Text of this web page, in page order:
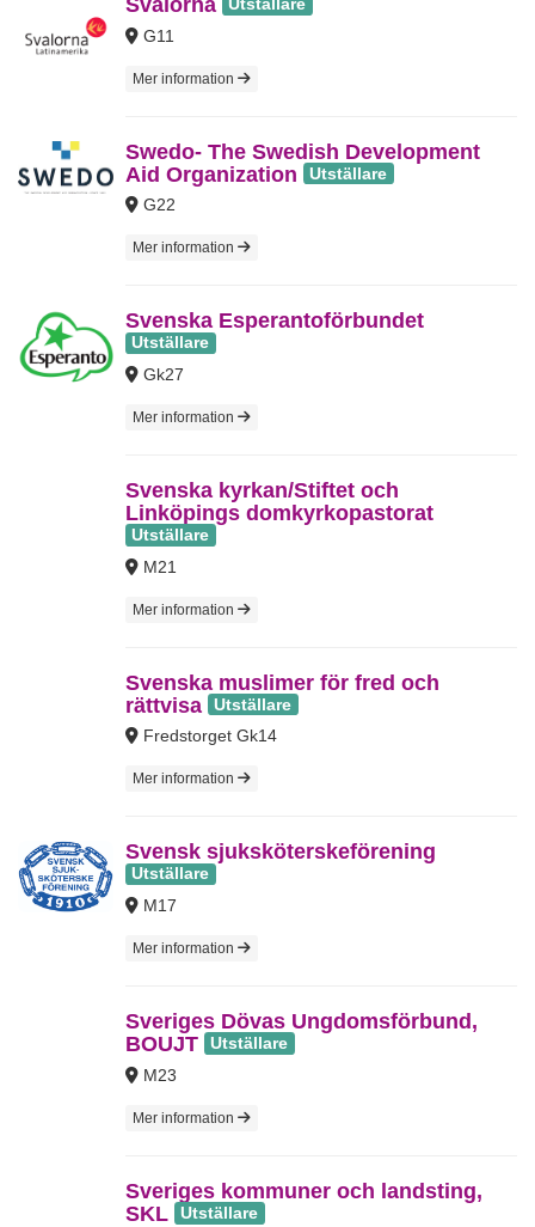
Svalorna Utställare
G11
Mer information
Swedo- The Swedish Development
Aid Organization
Utställare
G22
Mer information
Svenska Esperantoförbundet
Utställare
Gk27
Mer information
Svenska kyrkan/Stiftet och
Linköpings domkyrkopastorat
Utställare
M21
Mer information
Svenska muslimer för fred och
rättvisa
Utställare
Fredstorget Gk14
Mer information
Svensk sjuksköterskeförening
Utställare
M17
Mer information
Sveriges Dövas Ungdomsförbund,
BOUJT
Utställare
M23
Mer information
Sveriges kommuner och landsting,
SKL
Utställare